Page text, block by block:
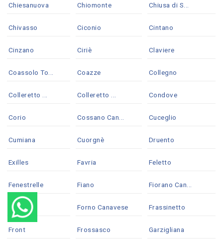
Chiesanuova Chiomonte Chiusa di S...
Chivasso Ciconio Cintano
Cinzano Ciriè Claviere
Coassolo To... Coazze Collegno
Colleretto ... Colleretto ... Condove
Corio Cossano Can... Cuceglio
Cumiana Cuorgnè Druento
Exilles Favria Feletto
Fenestrelle Fiano Fiorano Can...
Foglizzo Forno Canavese Frassinetto
Front Frossasco Garzigliana